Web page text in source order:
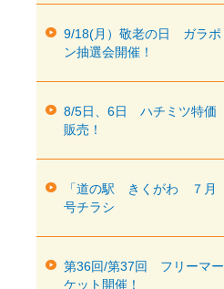
9/18(月）敬老の日 ガラポ
ン抽選会開催！
8/5日、6日 ハチミツ特価
販売！
「道の駅 きくがわ ７月
号チラシ
第36回/第37回 フリーマー
ケット開催！